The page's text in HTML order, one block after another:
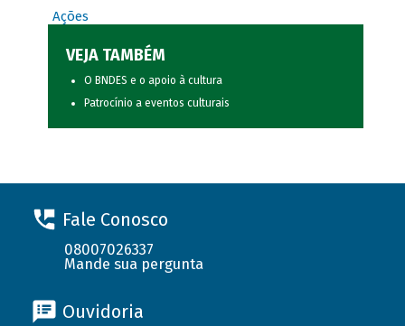
Ações
VEJA TAMBÉM
O BNDES e o apoio à cultura
Patrocínio a eventos culturais
Fale Conosco
08007026337
Mande sua pergunta
Ouvidoria